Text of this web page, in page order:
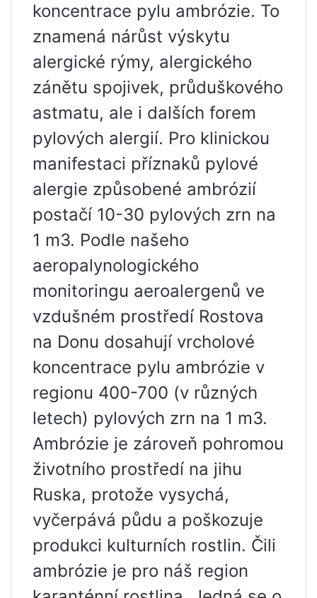
koncentrace pylu ambrózie. To
znamená nárůst výskytu
alergické rýmy, alergického
zánětu spojivek, průduškového
astmatu, ale i dalších forem
pylových alergií. Pro klinickou
manifestaci příznaků pylové
alergie způsobené ambrózií
postačí 10-30 pylových zrn na
1 m3. Podle našeho
aeropalynologického
monitoringu aeroalergenů ve
vzdušném prostředí Rostova
na Donu dosahují vrcholové
koncentrace pylu ambrózie v
regionu 400-700 (v různých
letech) pylových zrn na 1 m3.
Ambrózie je zároveň pohromou
životního prostředí na jihu
Ruska, protože vysychá,
vyčerpává půdu a poškozuje
produkci kulturních rostlin. Čili
ambrózie je pro náš region